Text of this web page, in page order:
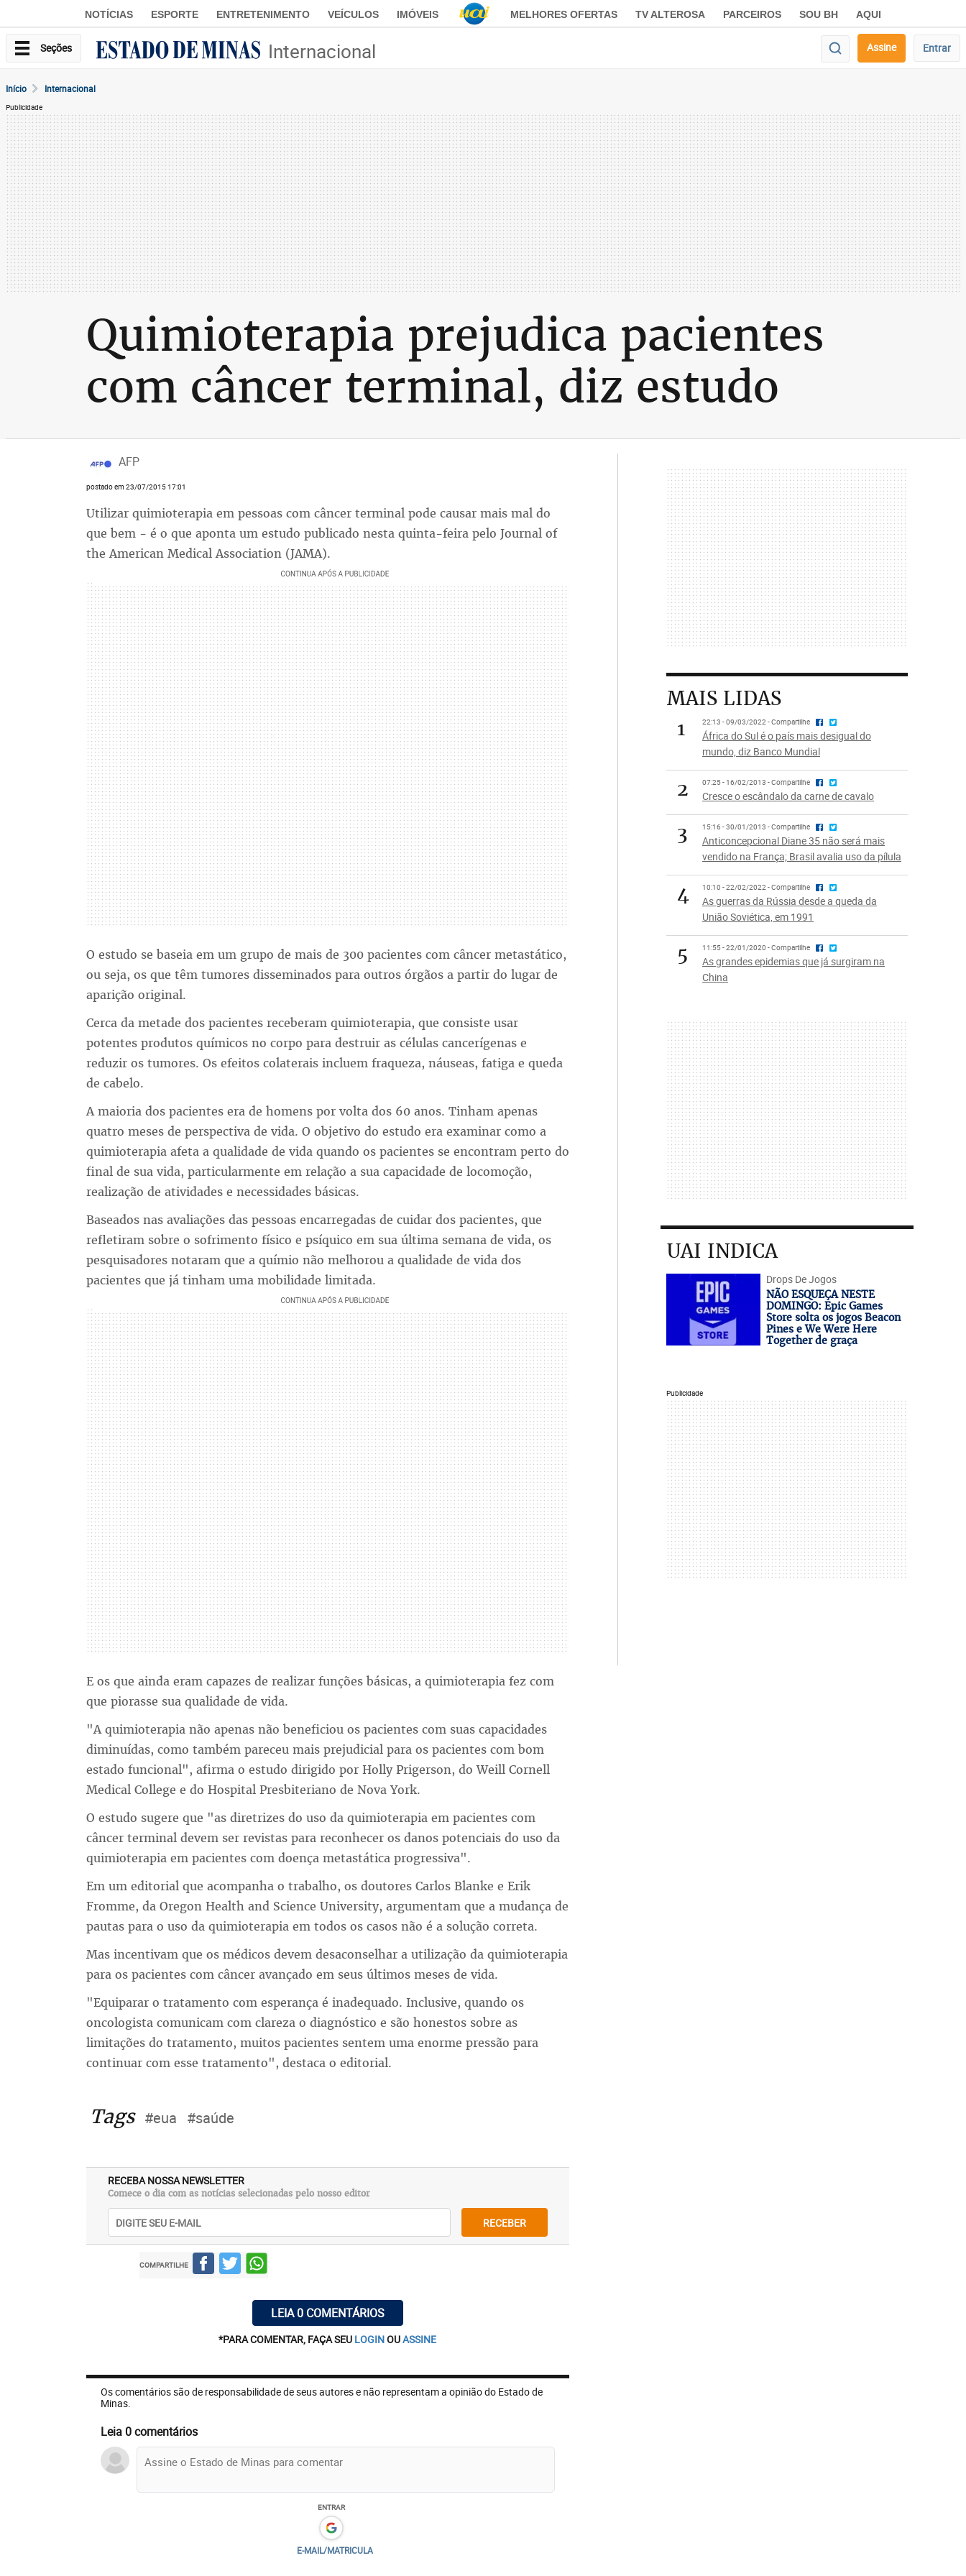
NOTÍCIAS ESPORTE ENTRETENIMENTO VEÍCULOS IMÓVEIS MELHORES OFERTAS TV ALTEROSA PARCEIROS SOU BH AQUI
Seções Internacional Assine Entrar
Início Internacional
Publicidade
Quimioterapia prejudica pacientes
com câncer terminal, diz estudo
AFP
postado em 23/07/2015 17:01
Utilizar quimioterapia em pessoas com câncer terminal pode causar mais mal do
que bem - é o que aponta um estudo publicado nesta quinta-feira pelo Journal of
the American Medical Association (JAMA).
O estudo se baseia em um grupo de mais de 300 pacientes com câncer metastático,
ou seja, os que têm tumores disseminados para outros órgãos a partir do lugar de
aparição original.
Cerca da metade dos pacientes receberam quimioterapia, que consiste usar
potentes produtos químicos no corpo para destruir as células cancerígenas e
reduzir os tumores. Os efeitos colaterais incluem fraqueza, náuseas, fatiga e queda
de cabelo.
A maioria dos pacientes era de homens por volta dos 60 anos. Tinham apenas
quatro meses de perspectiva de vida. O objetivo do estudo era examinar como a
quimioterapia afeta a qualidade de vida quando os pacientes se encontram perto do
final de sua vida, particularmente em relação a sua capacidade de locomoção,
realização de atividades e necessidades básicas.
Baseados nas avaliações das pessoas encarregadas de cuidar dos pacientes, que
refletiram sobre o sofrimento físico e psíquico em sua última semana de vida, os
pesquisadores notaram que a químio não melhorou a qualidade de vida dos
pacientes que já tinham uma mobilidade limitada.
E os que ainda eram capazes de realizar funções básicas, a quimioterapia fez com
que piorasse sua qualidade de vida.
"A quimioterapia não apenas não beneficiou os pacientes com suas capacidades
diminuídas, como também pareceu mais prejudicial para os pacientes com bom
estado funcional", afirma o estudo dirigido por Holly Prigerson, do Weill Cornell
Medical College e do Hospital Presbiteriano de Nova York.
O estudo sugere que "as diretrizes do uso da quimioterapia em pacientes com
câncer terminal devem ser revistas para reconhecer os danos potenciais do uso da
quimioterapia em pacientes com doença metastática progressiva".
Em um editorial que acompanha o trabalho, os doutores Carlos Blanke e Erik
Fromme, da Oregon Health and Science University, argumentam que a mudança de
pautas para o uso da quimioterapia em todos os casos não é a solução correta.
Mas incentivam que os médicos devem desaconselhar a utilização da quimioterapia
para os pacientes com câncer avançado em seus últimos meses de vida.
"Equiparar o tratamento com esperança é inadequado. Inclusive, quando os
oncologista comunicam com clareza o diagnóstico e são honestos sobre as
limitações do tratamento, muitos pacientes sentem uma enorme pressão para
continuar com esse tratamento", destaca o editorial.
Tags #eua #saúde
RECEBA NOSSA NEWSLETTER
Comece o dia com as notícias selecionadas pelo nosso editor
RECEBER
COMPARTILHE
LEIA 0 COMENTÁRIOS
*PARA COMENTAR, FAÇA SEU LOGINOUASSINE
Os comentários são de responsabilidade de seus autores e não representam a opinião do Estado de
Minas.
Leia 0 comentários
ENTRAR
E-MAIL/MATRICULA
MAIS LIDAS
1
22:13 - 09/03/2022 - Compartilhe
África do Sul é o país mais desigual do
mundo, diz Banco Mundial
2 07:25 - 16/02/2013 - Compartilhe
Cresce o escândalo da carne de cavalo
3 15:16 - 30/01/2013 - Compartilhe
Anticoncepcional Diane 35 não será mais
vendido na França; Brasil avalia uso da pílula
4 10:10 - 22/02/2022 - Compartilhe
As guerras da Rússia desde a queda da
União Soviética, em 1991
5 11:55 - 22/01/2020 - Compartilhe
As grandes epidemias que já surgiram na
China
UAI INDICA
Drops De Jogos
NÃO ESQUEÇA NESTE
DOMINGO: Epic Games
Store solta os jogos Beacon
Pines e We Were Here
Together de graça
Publicidade